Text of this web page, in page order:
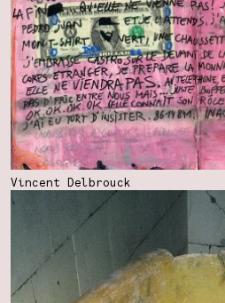
Vincent Delbrouck